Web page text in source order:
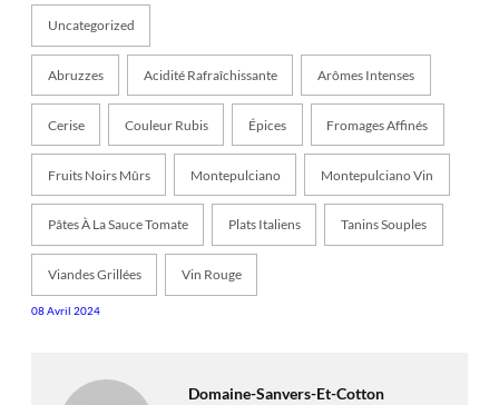
Uncategorized
Abruzzes Acidité Rafraîchissante Arômes Intenses
Cerise Couleur Rubis Épices Fromages Affinés
Fruits Noirs Mûrs Montepulciano Montepulciano Vin
Pâtes À La Sauce Tomate Plats Italiens Tanins Souples
Viandes Grillées Vin Rouge
08 Avril 2024
Domaine-Sanvers-Et-Cotton